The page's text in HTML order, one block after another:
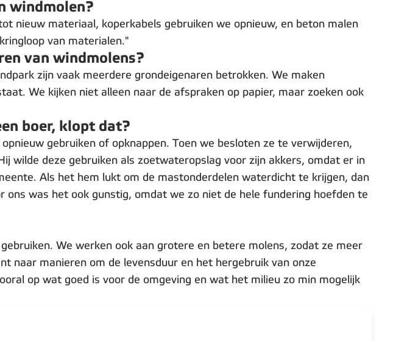
windmolen?
nieuw materiaal, koperkabels gebruiken we opnieuw, en beton malen
van materialen."
van windmolens?
zijn vaak meerdere grondeigenaren betrokken. We maken
We kijken niet alleen naar de afspraken op papier, maar zoeken ook
boer, klopt dat?
gebruiken of opknappen. Toen we besloten ze te verwijderen,
wilde deze gebruiken als zoetwateropslag voor zijn akkers, omdat er in
Als het hem lukt om de mastonderdelen waterdicht te krijgen, dan
ons was het ook gunstig, omdat we zo niet de hele fundering hoefden te
We werken ook aan grotere en betere molens, zodat ze meer
naar manieren om de levensduur en het hergebruik van onze
op wat goed is voor de omgeving en wat het milieu zo min mogelijk